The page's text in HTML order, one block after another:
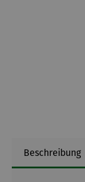
Beschreibung